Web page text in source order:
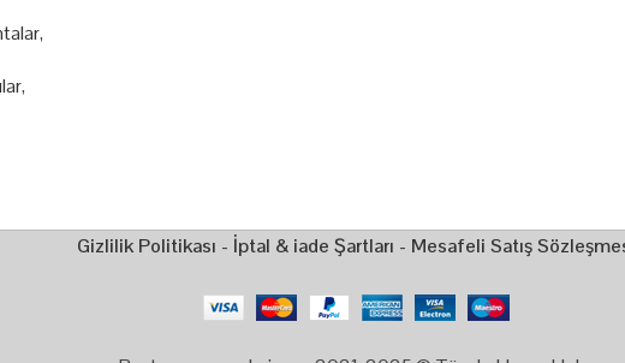
,
,
Gizlilik Politikası - İptal & iade Şartları - Mesafeli Satış